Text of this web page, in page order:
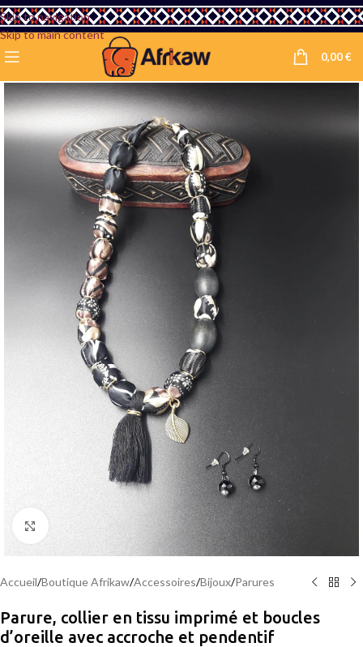
Skip to navigation
Skip to main content
0,00€
Agrandir
Accueil/Boutique Afrikaw/Accessoires/Bijoux/Parures
Parure, collier en tissu imprimé et boucles
d’oreille avec accroche et pendentif